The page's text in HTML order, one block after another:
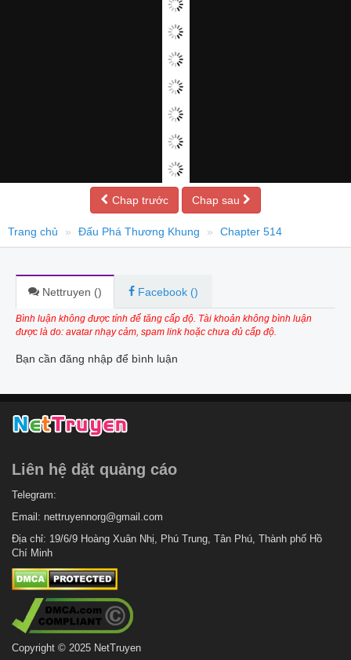
Chap trước Chap sau
Trang chủ Đấu Phá Thương Khung Chapter 514
Nettruyen () Facebook ()
Bình luận không được tính để tăng cấp độ. Tài khoản không bình luận
được là do: avatar nhạy cảm, spam link hoặc chưa đủ cấp độ.
Bạn cần đăng nhập để bình luận
Liên hệ dặt quảng cáo
Telegram:
Email: nettruyennorg@gmail.com
Địa chỉ: 19/6/9 Hoàng Xuân Nhị, Phú Trung, Tân Phú, Thành phố Hồ
Chí Minh
Copyright © 2025 NetTruyen